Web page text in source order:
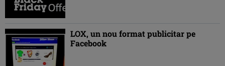
LOX, un nou format publicitar pe
Facebook